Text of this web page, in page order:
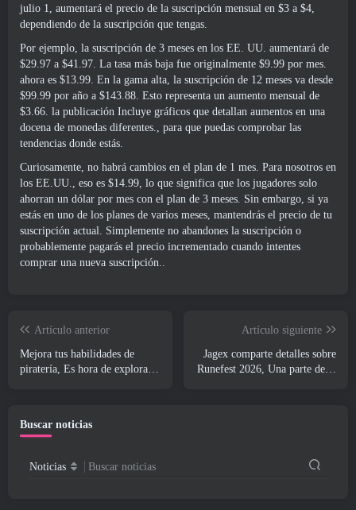
julio 1, aumentará el precio de la suscripción mensual en $3 a $4,
dependiendo de la suscripción que tengas.
Por ejemplo, la suscripción de 3 meses en los EE. UU. aumentará de
$29.97 a $41.97. La tasa más baja fue originalmente $9.99 por mes.
ahora es $13.99. En la gama alta, la suscripción de 12 meses va desde
$99.99 por año a $143.88. Esto representa un aumento mensual de
$3.66. la publicación Incluye gráficos que detallan aumentos en una
docena de monedas diferentes., para que puedas comprobar las
tendencias donde estás.
Curiosamente, no habrá cambios en el plan de 1 mes. Para nosotros en
los EE.UU., eso es $14.99, lo que significa que los jugadores solo
ahorran un dólar por mes con el plan de 3 meses. Sin embargo, si ya
estás en uno de los planes de varios meses, mantendrás el precio de tu
suscripción actual. Simplemente no abandones la suscripción o
probablemente pagarás el precio incrementado cuando intentes
comprar una nueva suscripción..
Artículo anterior
Mejora tus habilidades de
piratería, Es hora de explorar
Artículo siguiente
Jagex comparte detalles sobre
Runefest 2026, Una parte de la
Buscar noticias
Noticias Buscar noticias